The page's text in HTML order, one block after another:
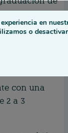
2 dioptrías
estamos
de 2
parte
con una
2 a 3
en
o